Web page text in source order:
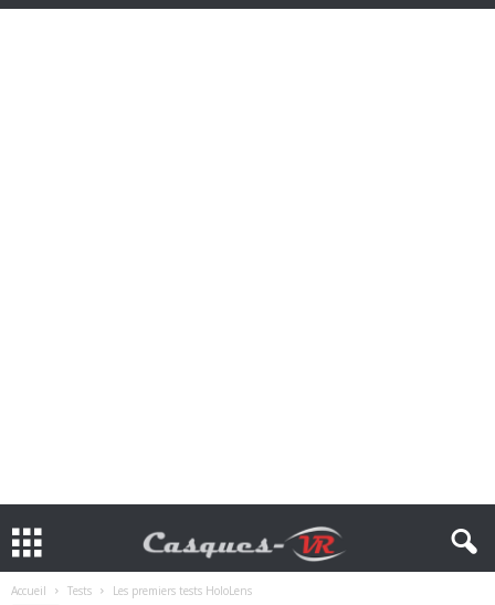
Accueil Tests Les premiers tests HoloLens